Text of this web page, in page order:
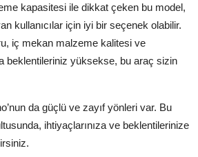
kapasitesi ile dikkat çeken bu model,
kullanıcılar için iyi bir seçenek olabilir.
iç mekan malzeme kalitesi ve
beklentileriniz yüksekse, bu araç sizin
da güçlü ve zayıf yönleri var. Bu
ihtiyaçlarınıza ve beklentilerinize